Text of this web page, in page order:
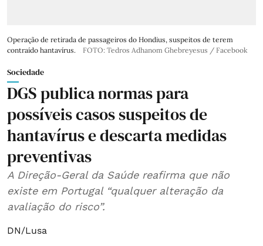
Operação de retirada de passageiros do Hondius, suspeitos de terem
contraído hantavírus.
FOTO: Tedros Adhanom Ghebreyesus / Facebook
Sociedade
DGS publica normas para
possíveis casos suspeitos de
hantavírus e descarta medidas
preventivas
A Direção-Geral da Saúde reafirma que não
existe em Portugal “qualquer alteração da
avaliação do risco”.
DN/Lusa